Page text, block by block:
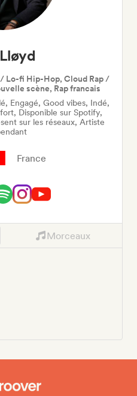
Lo-fi Hip-Hop, Cloud Rap /
scène, Rap francais
Engagé, Good vibes, Indé,
Disponible sur Spotify,
sur les réseaux, Artiste
France
Morceaux